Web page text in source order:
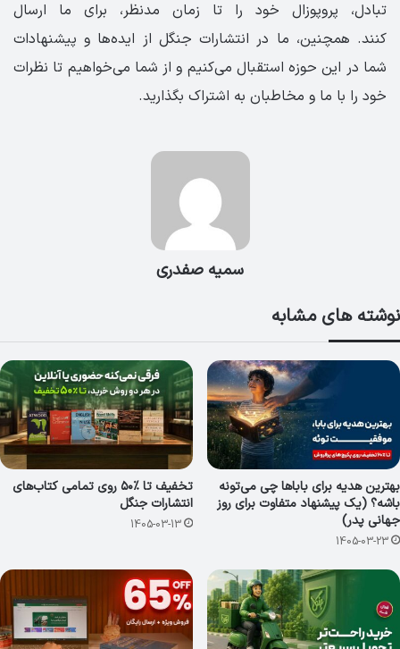
تبادل، پروپوزال خود را تا زمان مدنظر، برای ما ارسال
کنند. همچنین، ما در انتشارات جنگل از ایده‌ها و پیشنهادات
شما در این حوزه استقبال می‌کنیم و از شما می‌خواهیم تا نظرات
خود را با ما و مخاطبان به اشتراک بگذارید.
سمیه صفدری
نوشته های مشابه
بهترین هدیه برای باباها چی می‌تونه
باشه؟ (یک پیشنهاد متفاوت برای روز
جهانی پدر)
1405-03-23
تخفیف تا ٪۵۰ روی تمامی کتاب‌های
انتشارات جنگل
1405-03-13